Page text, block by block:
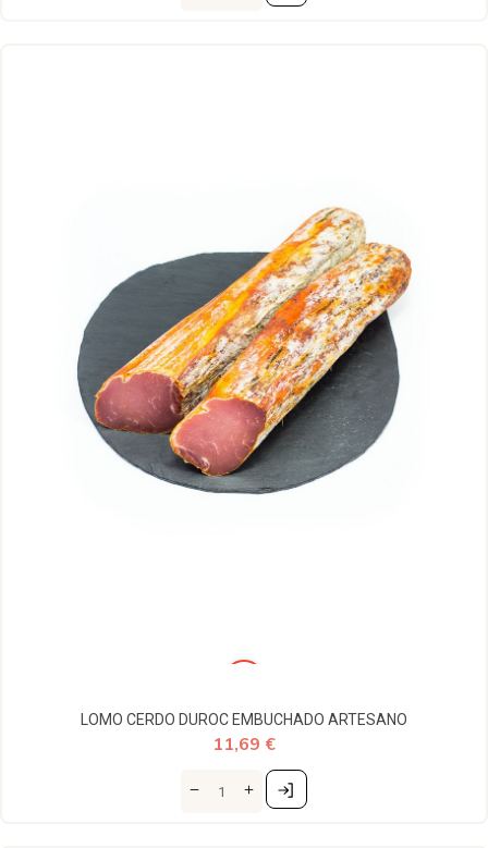
LOMO CERDO DUROC EMBUCHADO ARTESANO
11,69 €